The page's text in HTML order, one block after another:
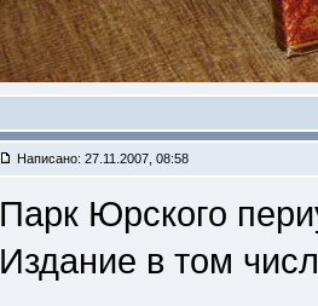
Написано: 27.11.2007, 08:58
Парк Юрского
Издание в том